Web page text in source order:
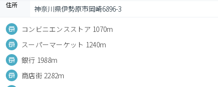
住所 神奈川県伊勢原市岡崎6896-3
コンビニエンスストア 1070m
スーパーマーケット 1240m
銀行 1988m
商店街 2282m